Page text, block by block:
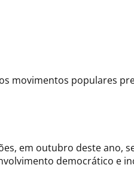
movimentos populares
em outubro deste ano,
democrático e